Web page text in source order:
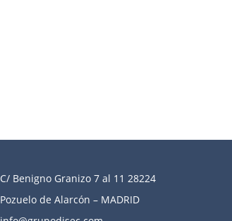
C/ Benigno Granizo 7 al 11 28224
Pozuelo de Alarcón – MADRID